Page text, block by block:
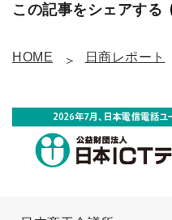
この記事をシェアする
HOME 日商レポート